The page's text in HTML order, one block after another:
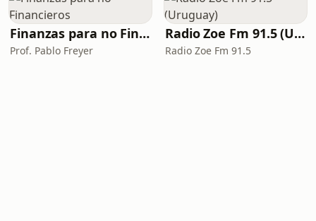
Finanzas para no Financieros
Prof. Pablo Freyer
Radio Zoe Fm 91.5 (Uruguay)
Radio Zoe Fm 91.5